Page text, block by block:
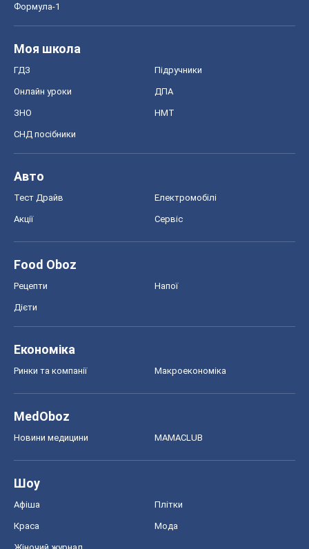
Формула-1
Моя школа
ГДЗ Підручники
Онлайн уроки ДПА
ЗНО НМТ
СНД посібники
Авто
Тест Драйв Електромобілі
Акції Сервіс
Food Oboz
Рецепти Напої
Дієти
Економіка
Ринки та компанії Макроекономіка
MedOboz
Новини медицини MAMACLUB
Шоу
Афіша Плітки
Краса Мода